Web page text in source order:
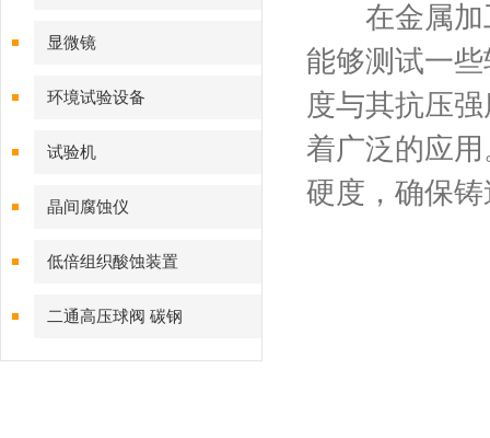
显微镜
环境试验设备
试验机
晶间腐蚀仪
低倍组织酸蚀装置
二通高压球阀 碳钢
在金属加工
能够测试一
度与其抗压
着广泛的应
硬度，确保